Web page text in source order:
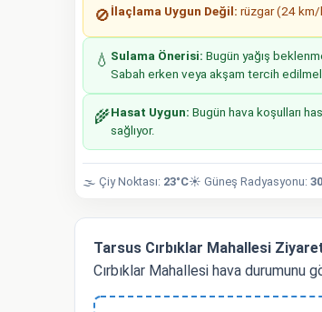
🚫 İlaçlama Uygun Değil: rüzgar (24 km/
💧 Sulama Önerisi: Bugün yağış
Sabah erken veya akşam tercih
🌾Hasat Uygun: Bugün hava koşulları
sağlıyor.
🌫️ Çiy Noktası: 23°C☀️ Güneş Radyasyonu:
Tarsus Cırbıklar Mahallesi
Cırbıklar Mahallesi hava